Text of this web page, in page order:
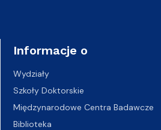
Informacje o
Wydziały
Szkoły Doktorskie
Międzynarodowe Centra Badawcze
Biblioteka